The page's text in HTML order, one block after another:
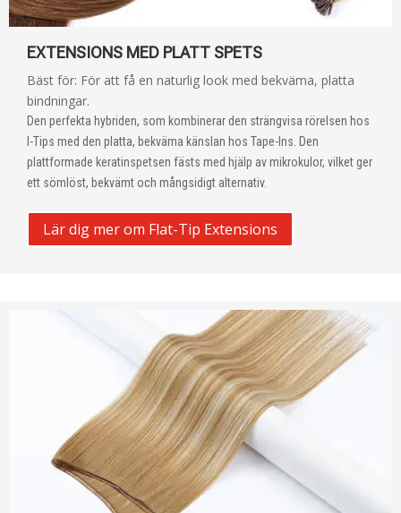
EXTENSIONS MED PLATT SPETS
Bäst för: För att få en naturlig look med bekväma, platta
bindningar.
Den perfekta hybriden, som kombinerar den strängvisa rörelsen hos
I-Tips med den platta, bekväma känslan hos Tape-Ins. Den
plattformade keratinspetsen fästs med hjälp av mikrokulor, vilket ger
ett sömlöst, bekvämt och mångsidigt alternativ.
Lär dig mer om Flat-Tip Extensions